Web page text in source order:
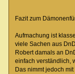
Fazit zum
Aufmachung ist
viele Sachen aus
Robert damals an
einfach verständlich,
Das nimmt jedoch